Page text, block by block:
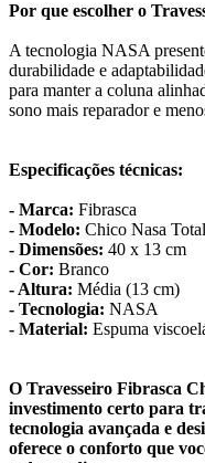
Por que escolher o
A tecnologia NASA
durabilidade e
para manter a coluna
sono mais reparador e
Especificações técnicas:
- Marca: Fibrasca
- Modelo: Chico Nasa
- Dimensões: 40 x 13 cm
- Cor: Branco
- Altura: Média (13 cm)
- Tecnologia: NASA
- Material: Espuma
O Travesseiro Fibrasca
investimento certo para
tecnologia avançada e
oferece o conforto que